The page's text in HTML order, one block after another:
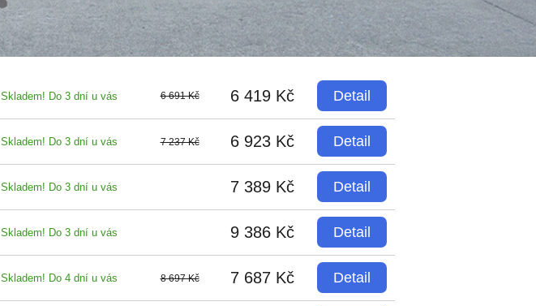
Skladem! Do 3 dní u vás 6 691 Kč 6 419 Kč Detail
Skladem! Do 3 dní u vás 7 237 Kč 6 923 Kč Detail
Skladem! Do 3 dní u vás 7 389 Kč Detail
Skladem! Do 3 dní u vás 9 386 Kč Detail
Skladem! Do 4 dní u vás 8 697 Kč 7 687 Kč Detail